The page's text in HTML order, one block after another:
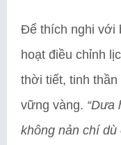
Để thích nghi với
hoạt điều chỉnh
thời tiết, tinh thần
vững vàng. “Dưa
không nản chí